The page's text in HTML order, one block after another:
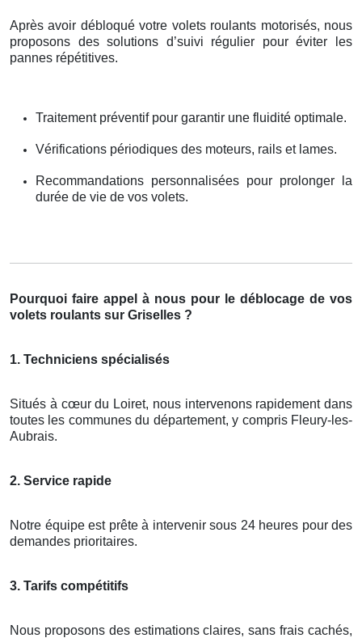
Après avoir débloqué votre volets roulants motorisés, nous
proposons des solutions d’suivi régulier pour éviter les
pannes répétitives.
Traitement préventif pour garantir une fluidité optimale.
Vérifications périodiques des moteurs, rails et lames.
Recommandations personnalisées pour prolonger la
durée de vie de vos volets.
Pourquoi faire appel à nous pour le déblocage de vos
volets roulants sur Griselles ?
1. Techniciens spécialisés
Situés à cœur du Loiret, nous intervenons rapidement dans
toutes les communes du département, y compris Fleury-les-
Aubrais.
2. Service rapide
Notre équipe est prête à intervenir sous 24 heures pour des
demandes prioritaires.
3. Tarifs compétitifs
Nous proposons des estimations claires, sans frais cachés,